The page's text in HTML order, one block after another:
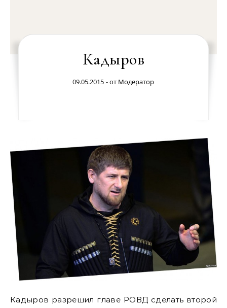
Кадыров
09.05.2015 - от Модератор
Кадыров разрешил главе РОВД сделать второй